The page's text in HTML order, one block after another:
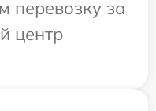
перевозку за
центр